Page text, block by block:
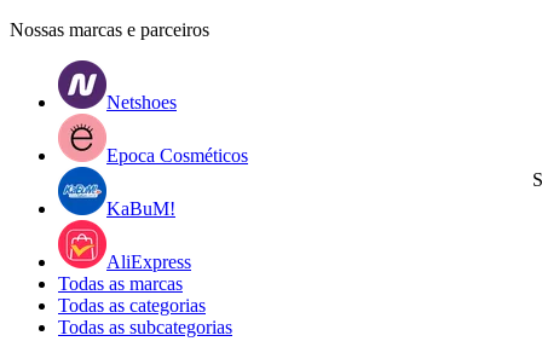
Nossas marcas e parceiros
Netshoes
Epoca Cosméticos
KaBuM!
AliExpress
Todas as marcas
Todas as categorias
Todas as subcategorias